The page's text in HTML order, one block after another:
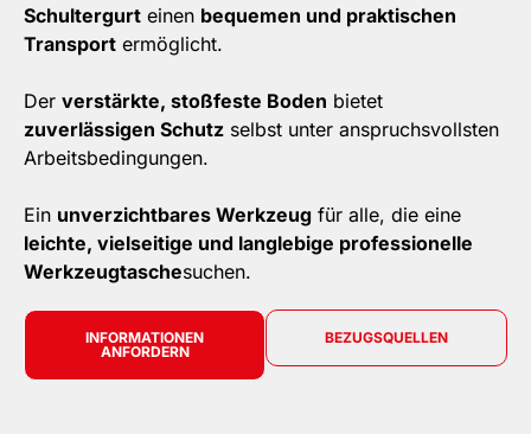
Schultergurt einen bequemen und praktischen
Transport ermöglicht.
Der verstärkte, stoßfeste Boden bietet
zuverlässigen Schutz selbst unter anspruchsvollsten
Arbeitsbedingungen.
Ein unverzichtbares Werkzeug für alle, die eine
leichte, vielseitige und langlebige professionelle
Werkzeugtaschesuchen.
INFORMATIONEN
ANFORDERN
BEZUGSQUELLEN